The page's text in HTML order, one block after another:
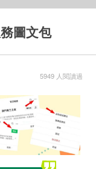
圖文包
5949 人閱讀過